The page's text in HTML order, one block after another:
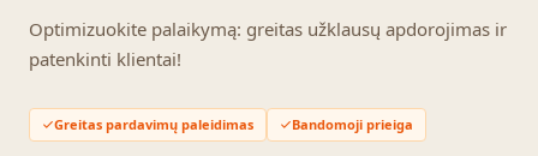
Optimizuokite palaikymą: greitas užklausų apdorojimas ir
patenkinti klientai!
Greitas pardavimų paleidimas Bandomoji prieiga